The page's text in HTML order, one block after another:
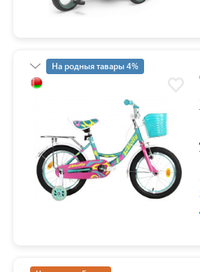
На родныя тавары 4%